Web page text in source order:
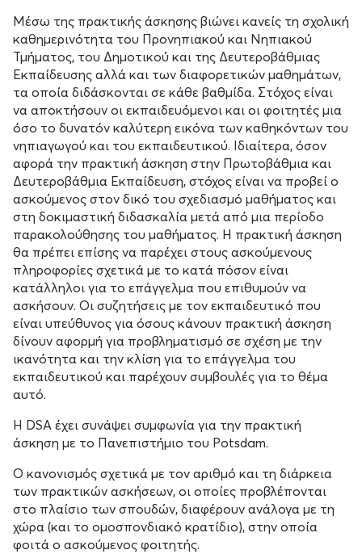
Μέσω της πρακτικής άσκησης βιώνει κανείς τη σχολική
καθημερινότητα του Προνηπιακού και Νηπιακού
Τμήματος, του Δημοτικού και της Δευτεροβάθμιας
Εκπαίδευσης αλλά και των διαφορετικών μαθημάτων,
τα οποία διδάσκονται σε κάθε βαθμίδα. Στόχος είναι
να αποκτήσουν οι εκπαιδευόμενοι και οι φοιτητές μια
όσο το δυνατόν καλύτερη εικόνα των καθηκόντων του
νηπιαγωγού και του εκπαιδευτικού. Ιδιαίτερα, όσον
αφορά την πρακτική άσκηση στην Πρωτοβάθμια και
Δευτεροβάθμια Εκπαίδευση, στόχος είναι να προβεί ο
ασκούμενος στον δικό του σχεδιασμό μαθήματος και
στη δοκιμαστική διδασκαλία μετά από μια περίοδο
παρακολούθησης του μαθήματος. Η πρακτική άσκηση
θα πρέπει επίσης να παρέχει στους ασκούμενους
πληροφορίες σχετικά με το κατά πόσον είναι
κατάλληλοι για το επάγγελμα που επιθυμούν να
ασκήσουν. Οι συζητήσεις με τον εκπαιδευτικό που
είναι υπεύθυνος για όσους κάνουν πρακτική άσκηση
δίνουν αφορμή για προβληματισμό σε σχέση με την
ικανότητα και την κλίση για το επάγγελμα του
εκπαιδευτικού και παρέχουν συμβουλές για το θέμα
αυτό.
Η DSA έχει συνάψει συμφωνία για την πρακτική
άσκηση με το Πανεπιστήμιο του Potsdam.
Ο κανονισμός σχετικά με τον αριθμό και τη διάρκεια
των πρακτικών ασκήσεων, οι οποίες προβλέπονται
στο πλαίσιο των σπουδών, διαφέρουν ανάλογα με τη
χώρα (και το ομοσπονδιακό κρατίδιο), στην οποία
φοιτά ο ασκούμενος φοιτητής.